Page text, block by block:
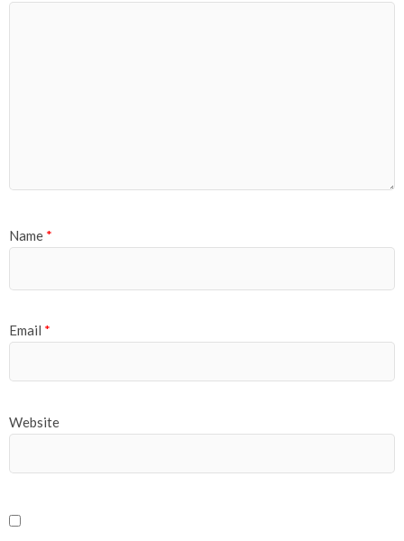
Name *
Email *
Website